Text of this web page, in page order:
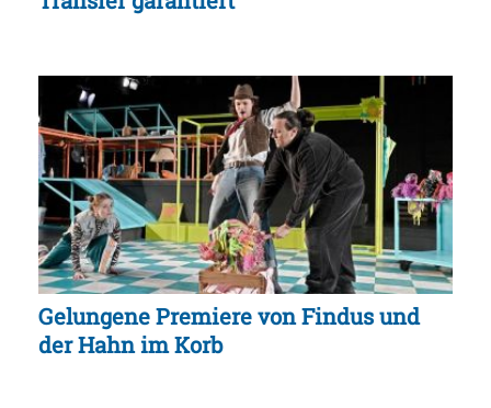
Gelungene Premiere von Findus und
der Hahn im Korb